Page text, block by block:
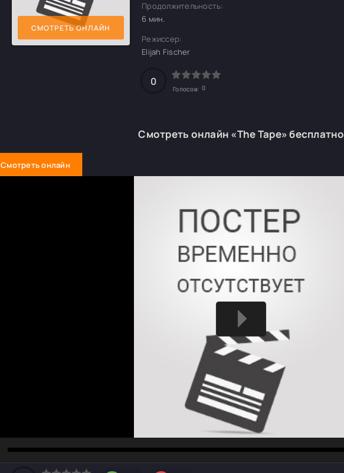
СМОТРЕТЬ ОНЛАЙН
Продолжительность:
6 мин.
Режиссер:
Elijah Fischer
0
Голосов: 0
Смотреть онлайн «The Tape» бесплатно
Смотреть онлайн
hd2160
hd1440
highres
hd1080
hd720
large
medium
small
tiny